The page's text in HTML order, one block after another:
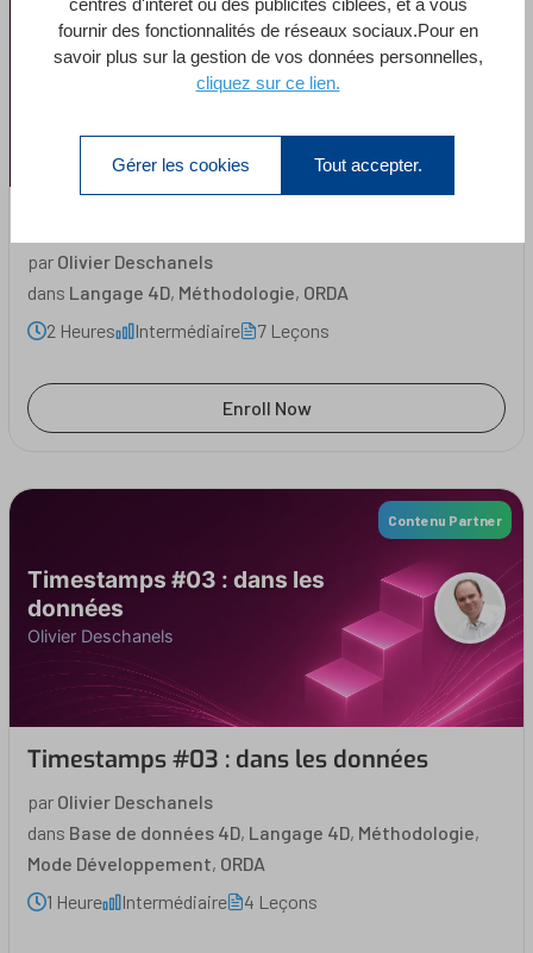
Timestamps #02 : Étendre la
classe
par Olivier Deschanels
dans Langage 4D, Méthodologie, ORDA
2 Heures
Intermédiaire 7 Leçons
Enroll Now
Contenu Partner
Timestamps #03 : dans les
données
Olivier Deschanels
Timestamps #03 : dans les données
par Olivier Deschanels
dans Base de données 4D, Langage 4D, Méthodologie,
Mode Développement, ORDA
1 Heure
Intermédiaire 4 Leçons
fournir des fonctionnalités de réseaux sociaux.Pour en
savoir plus sur la gestion de vos données personnelles,
cliquez sur ce lien.
Gérer les cookies Tout accepter.